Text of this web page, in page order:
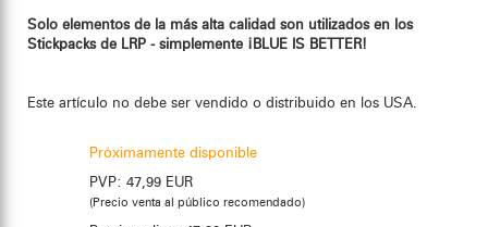
Solo elementos de la más alta calidad son utilizados en los
Stickpacks de LRP - simplemente ¡BLUE IS BETTER!
Este artículo no debe ser vendido o distribuido en los USA.
Próximamente disponible
PVP: 47,99 EUR
(Precio venta al público recomendado)